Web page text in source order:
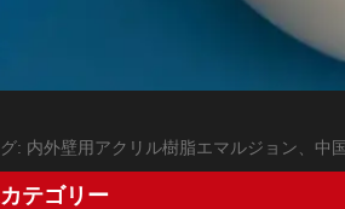
: 内外壁用アクリル樹脂エマルジョン、中
テゴリー